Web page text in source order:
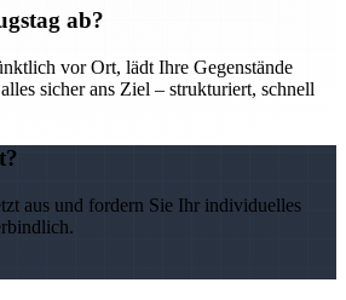
ab?
vor Ort, lädt Ihre Gegenstände
sicher ans Ziel – strukturiert, schnell
aus und fordern Sie Ihr individuelles